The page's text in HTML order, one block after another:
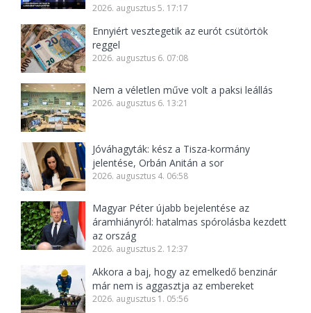
2026. augusztus 5. 17:17
Ennyiért vesztegetik az eurót csütörtök
reggel
2026. augusztus 6. 07:08
Nem a véletlen műve volt a paksi leállás
2026. augusztus 6. 13:21
Jóváhagyták: kész a Tisza-kormány
jelentése, Orbán Anitán a sor
2026. augusztus 4. 06:58
Magyar Péter újabb bejelentése az
áramhiányról: hatalmas spórolásba kezdett
az ország
2026. augusztus 2. 12:37
Akkora a baj, hogy az emelkedő benzinár
már nem is aggasztja az embereket
2026. augusztus 1. 05:56